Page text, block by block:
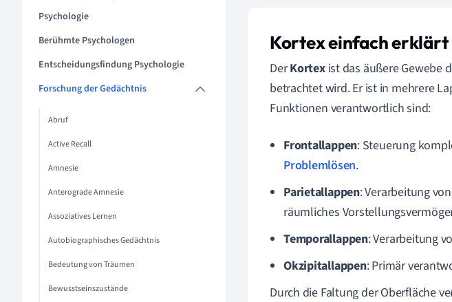
Psychologie
Berühmte Psychologen
Entscheidungsfindung Psychologie
Forschung der Gedächtnis
Abruf
Active Recall
Amnesie
Anterograde Amnesie
Assoziatives Lernen
Autobiographisches Gedächtnis
Bedeutung von Träumen
Bewusstseinszustände
Kortex einfach erklärt
DerKortexist das äußere Gewebe
betrachtet wird. Er ist in mehrere
Funktionen verantwortlich sind:
Frontallappen: Steuerung
Problemlösen.
Parietallappen: Verarbeitung
räumliches
Temporallappen: Verarbeitung
Okzipitallappen: Primär
Durch die Faltung der Oberfläche